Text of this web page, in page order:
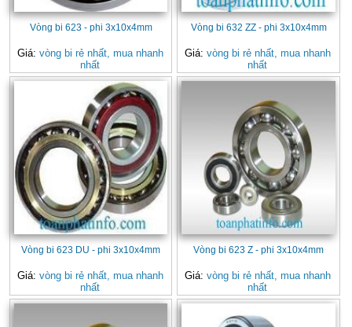
Vòng bi 623 - phi 3x10x4mm
Giá: vòng bi rẻ nhất, mua nhanh
nhất
Vòng bi 632 ZZ - phi 3x10x4mm
Giá: vòng bi rẻ nhất, mua nhanh
nhất
Vòng bi 623 DU - phi 3x10x4mm
Giá: vòng bi rẻ nhất, mua nhanh
nhất
Vòng bi 623 Z - phi 3x10x4mm
Giá: vòng bi rẻ nhất, mua nhanh
nhất